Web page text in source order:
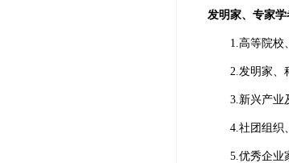
发明家、专家
1.高等院校
2.发明家、
3.新兴产业
4.社团组织
5.优秀企业